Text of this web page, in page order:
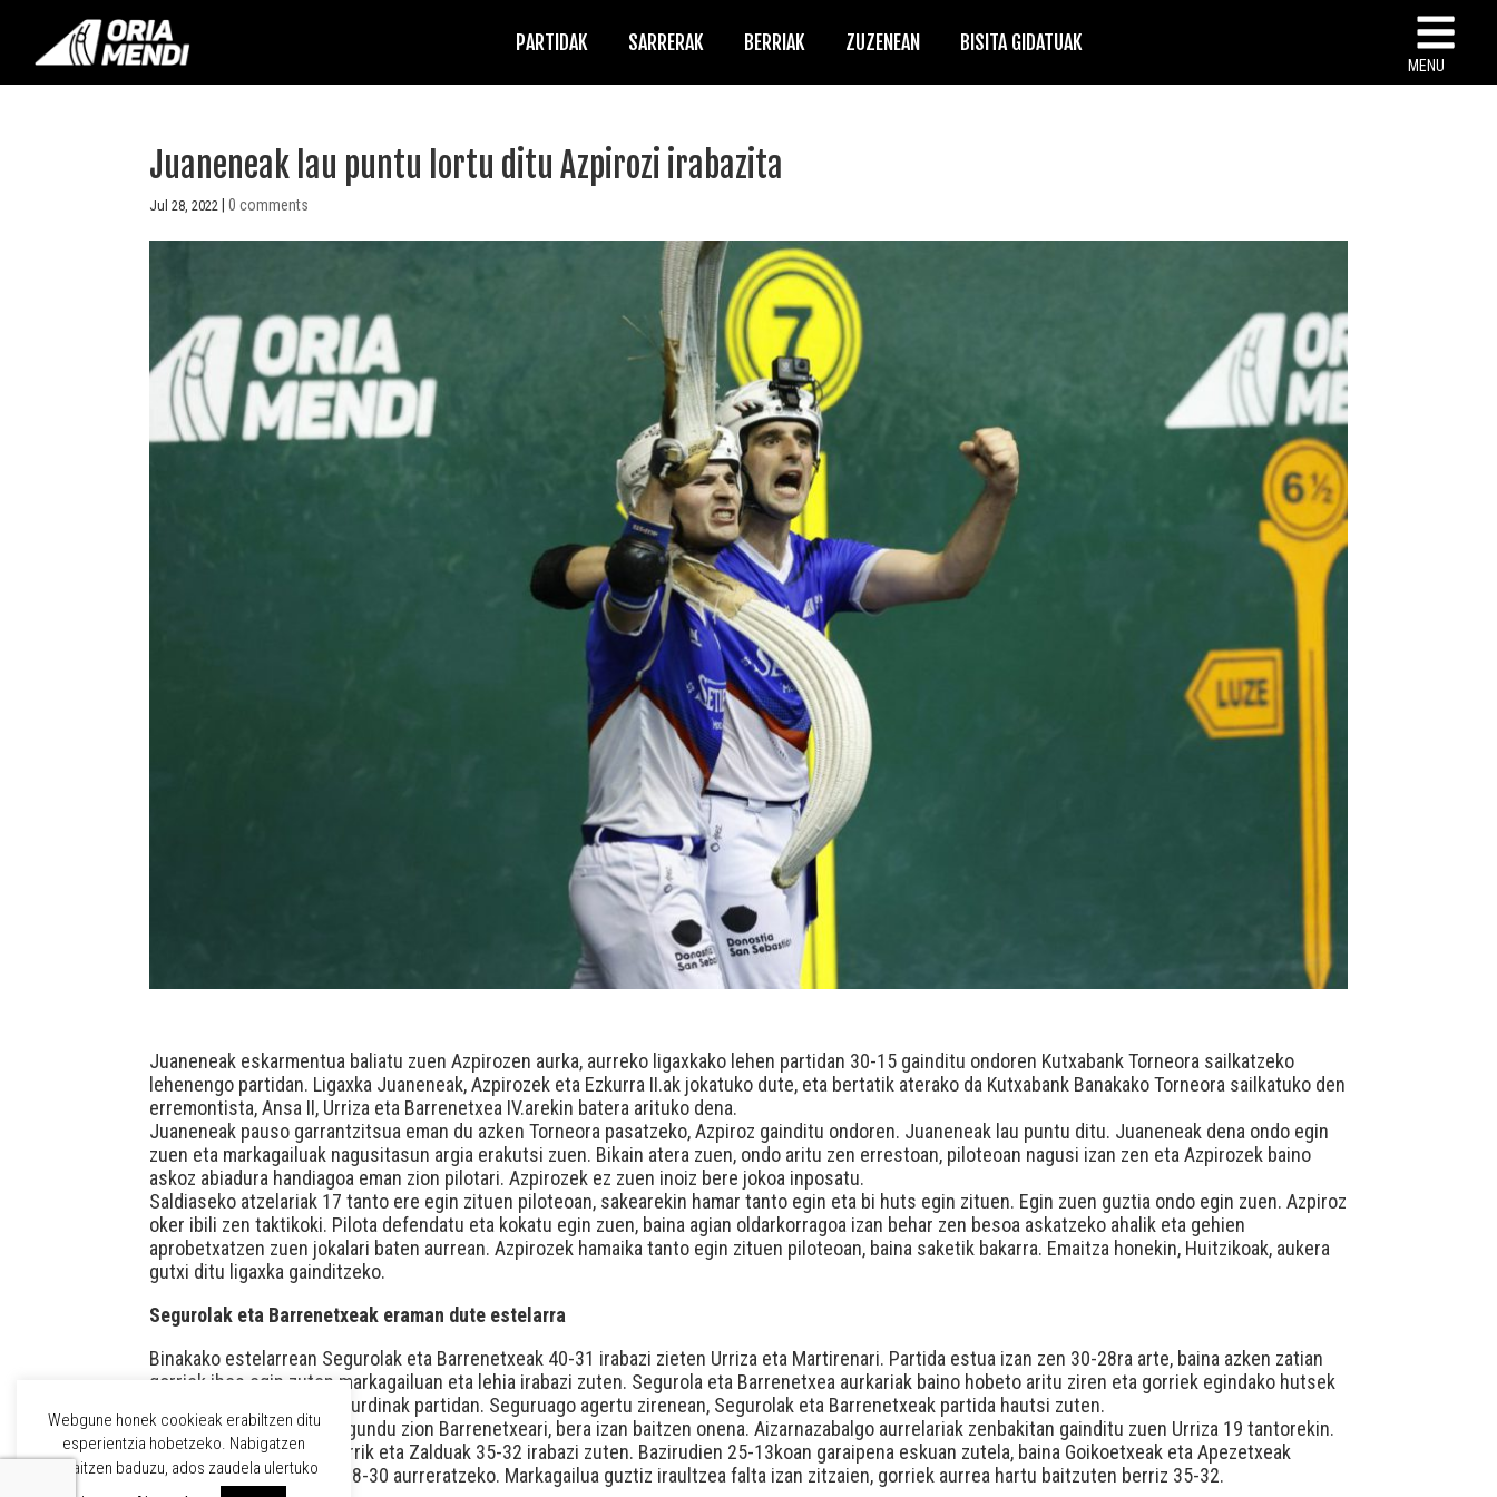
PARTIDAK SARRERAK BERRIAK ZUZENEAN BISITA GIDATUAK
MENU
Juaneneak lau puntu lortu ditu Azpirozi irabazita
Jul 28, 2022 |0 comments
Juaneneak eskarmentua baliatu zuen Azpirozen aurka, aurreko ligaxkako lehen partidan 30-15 gainditu ondoren Kutxabank Torneora sailkatzeko
lehenengo partidan. Ligaxka Juaneneak, Azpirozek eta Ezkurra II.ak jokatuko dute, eta bertatik aterako da Kutxabank Banakako Torneora sailkatuko den
erremontista, Ansa II, Urriza eta Barrenetxea IV.arekin batera arituko dena.
Juaneneak pauso garrantzitsua eman du azken Torneora pasatzeko, Azpiroz gainditu ondoren. Juaneneak lau puntu ditu. Juaneneak dena ondo egin
zuen eta markagailuak nagusitasun argia erakutsi zuen. Bikain atera zuen, ondo aritu zen errestoan, piloteoan nagusi izan zen eta Azpirozek baino
askoz abiadura handiagoa eman zion pilotari. Azpirozek ez zuen inoiz bere jokoa inposatu.
Saldiaseko atzelariak 17 tanto ere egin zituen piloteoan, sakearekin hamar tanto egin eta bi huts egin zituen. Egin zuen guztia ondo egin zuen. Azpiroz
oker ibili zen taktikoki. Pilota defendatu eta kokatu egin zuen, baina agian oldarkorragoa izan behar zen besoa askatzeko ahalik eta gehien
aprobetxatzen zuen jokalari baten aurrean. Azpirozek hamaika tanto egin zituen piloteoan, baina saketik bakarra. Emaitza honekin, Huitzikoak, aukera
gutxi ditu ligaxka gainditzeko.
Segurolak eta Barrenetxeak eraman dute estelarra
Binakako estelarrean Segurolak eta Barrenetxeak 40-31 irabazi zieten Urriza eta Martirenari. Partida estua izan zen 30-28ra arte, baina azken zatian
gorriek ihes egin zuten markagailuan eta lehia irabazi zuten. Segurola eta Barrenetxea aurkariak baino hobeto aritu ziren eta gorriek egindako hutsek
soilik mantendu zituzten urdinak partidan. Seguruago agertu zirenean, Segurolak eta Barrenetxeak partida hautsi zuten.
Segurolak ezin hobeto lagundu zion Barrenetxeari, bera izan baitzen onena. Aizarnazabalgo aurrelariak zenbakitan gainditu zuen Urriza 19 tantorekin.
Lehenengo partidan Etxarrik eta Zalduak 35-32 irabazi zuten. Bazirudien 25-13koan garaipena eskuan zutela, baina Goikoetxeak eta Apezetxeak
markagailua irauli zuten 28-30 aurreratzeko. Markagailua guztiz iraultzea falta izan zitzaien, gorriek aurrea hartu baitzuten berriz 35-32.
Webgune honek cookieak erabiltzen ditu
esperientzia hobetzeko. Nabigatzen
jarraitzen baduzu, ados zaudela ulertuko